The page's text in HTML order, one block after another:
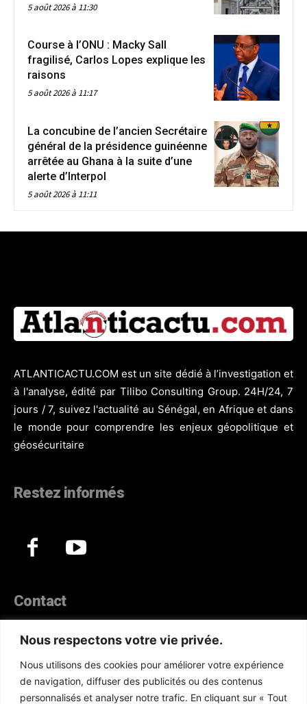
Nous respectons votre vie privée.
Nous utilisons des cookies pour améliorer votre expérience
de navigation, diffuser des publicités ou des contenus
personnalisés et analyser notre trafic. En cliquant sur « Tout
5 août 2026 à 11:30
Course à l’ONU : Macky Sall
fragilisé, Carlos Lopes explique les
raisons
5 août 2026 à 11:17
La concubine de l’ancien Secrétaire
général de la présidence guinéenne
arrêtée au Ghana à la suite d’une
alerte d’Interpol
5 août 2026 à 11:11
ATLANTICACTU.COM est un site dédié à l’investigation et
à l'analyse, édité par Tilibo Consulting Group. 24H/24, 7
jours / 7, suivez l'actualité au Sénégal, en Afrique et dans
le monde pour comprendre les enjeux géopolitique et
géosécuritaire
Restez informés
Contact
Téléphone :(+221) 70 330 86 87‬
WhatsApp : (+33) 6 52 17 85 46
E-mail : redaction@atlanticactu.com
E-mail : commercial@atlanticactu.com